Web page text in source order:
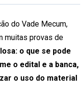
do Vade Mecum,
muitas provas de
o que se pode
o edital e a banca,
o uso do material